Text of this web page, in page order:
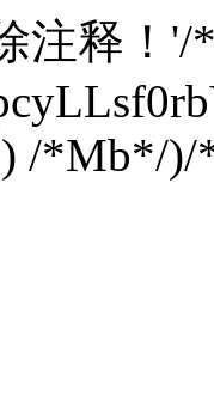
注释！ '/
/*Mb*/)/